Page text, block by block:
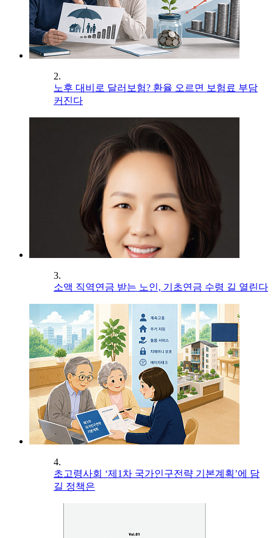
2.
노후 대비로 달러보험? 환율 오르면 보험료 부담
커진다
3.
소액 직역연금 받는 노인, 기초연금 수령 길 열린다
4.
초고령사회 ‘제1차 국가인구전략 기본계획’에 담
길 정책은